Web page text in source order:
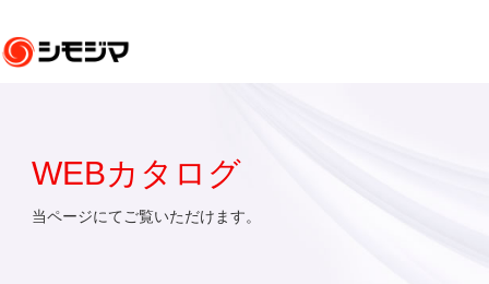
WEBカタログ
当ページにてご覧いただけます。